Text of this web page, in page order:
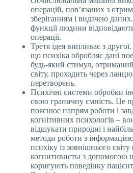
операцій, пов’язаних з
зберіганням і видачею
функції людини
операції.
Третя ідея випливає з
що психіка обробляє дані
будь-який стимул,
світу, проходить через
перетворень.
Психічні системи обробки
свою граничну ємність. Це
пояснює напрям роботи і
когнітивних психологів –
відшукати природні і
методи роботи з
психіку із зовнішнього
когнитивисты з допомогою
коригують поведінку